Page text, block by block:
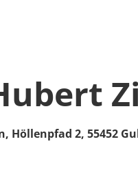
Höllenpfad 2, 55452